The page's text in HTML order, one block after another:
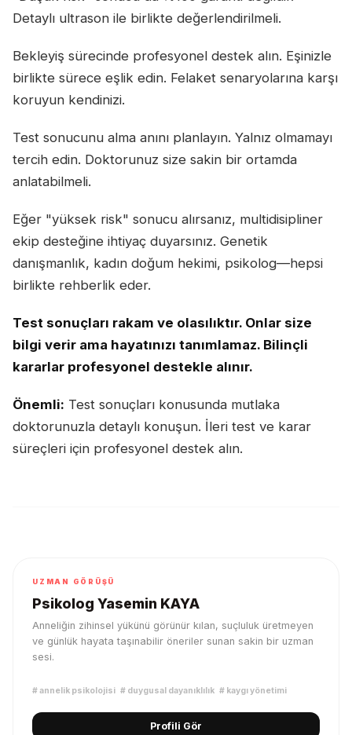
Detaylı ultrason ile birlikte değerlendirilmeli.
Bekleyiş sürecinde profesyonel destek alın. Eşinizle
birlikte sürece eşlik edin. Felaket senaryolarına karşı
koruyun kendinizi.
Test sonucunu alma anını planlayın. Yalnız olmamayı
tercih edin. Doktorunuz size sakin bir ortamda
anlatabilmeli.
Eğer "yüksek risk" sonucu alırsanız, multidisipliner
ekip desteğine ihtiyaç duyarsınız. Genetik
danışmanlık, kadın doğum hekimi, psikolog—hepsi
birlikte rehberlik eder.
Test sonuçları rakam ve olasılıktır. Onlar size
bilgi verir ama hayatınızı tanımlamaz. Bilinçli
kararlar profesyonel destekle alınır.
Önemli: Test sonuçları konusunda mutlaka
doktorunuzla detaylı konuşun. İleri test ve karar
süreçleri için profesyonel destek alın.
UZMAN GÖRÜŞÜ
Psikolog Yasemin KAYA
Anneliğin zihinsel yükünü görünür kılan, suçluluk üretmeyen
ve günlük hayata taşınabilir öneriler sunan sakin bir uzman
sesi.
#annelik psikolojisi # duygusal dayanıklılık # kaygı yönetimi
Profili Gör